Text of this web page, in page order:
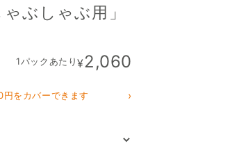
ぶしゃぶ用」
1パックあたり¥2,060
をカバーできます
›